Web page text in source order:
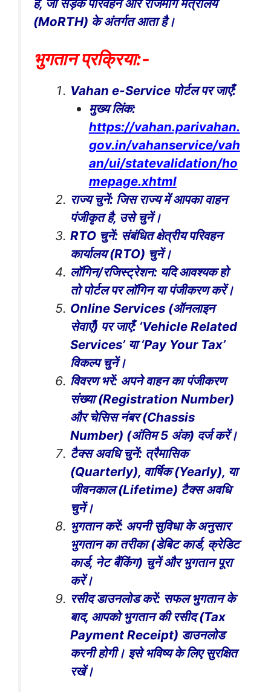
है, जो सड़क परिवहन और राजमार्ग मंत्रालय
(MoRTH) के अंतर्गत आता है।
भुगतान प्रक्रिया:-
Vahan e-Service पोर्टल पर जाएँ:
मुख्य लिंक:
https://vahan.parivahan.
gov.in/vahanservice/vah
an/ui/statevalidation/ho
mepage.xhtml
राज्य चुनें: जिस राज्य में आपका वाहन
पंजीकृत है, उसे चुनें।
RTO चुनें: संबंधित क्षेत्रीय परिवहन
कार्यालय (RTO) चुनें।
लॉगिन/रजिस्ट्रेशन: यदि आवश्यक हो
तो पोर्टल पर लॉगिन या पंजीकरण करें।
Online Services (ऑनलाइन
सेवाएँ) पर जाएँ: ‘Vehicle Related
Services’ या ‘Pay Your Tax’
विकल्प चुनें।
विवरण भरें: अपने वाहन का पंजीकरण
संख्या (Registration Number)
और चेसिस नंबर (Chassis
Number) (अंतिम 5 अंक) दर्ज करें।
टैक्स अवधि चुनें: त्रैमासिक
(Quarterly), वार्षिक (Yearly), या
जीवनकाल (Lifetime) टैक्स अवधि
चुनें।
भुगतान करें: अपनी सुविधा के अनुसार
भुगतान का तरीका (डेबिट कार्ड, क्रेडिट
कार्ड, नेट बैंकिंग) चुनें और भुगतान पूरा
करें।
रसीद डाउनलोड करें: सफल भुगतान के
बाद, आपको भुगतान की रसीद (Tax
Payment Receipt) डाउनलोड
करनी होगी। इसे भविष्य के लिए सुरक्षित
रखें।